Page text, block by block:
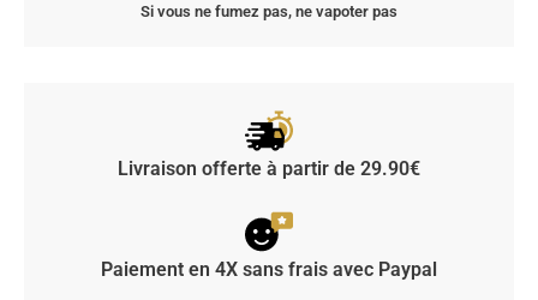
Si vous ne fumez pas, ne vapoter pas
Livraison offerte à partir de 29.90€
Paiement en 4X sans frais avec Paypal